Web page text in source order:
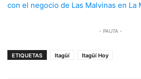
con el negocio de Las Malvinas en La
- PAUTA -
ETIQUETAS Itagüí Itagüí Hoy